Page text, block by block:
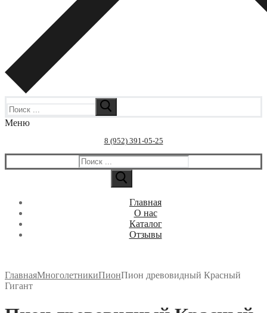
Меню
8 (952) 391-05-25
Искать:
Главная
О нас
Каталог
Отзывы
ГлавнаяМноголетникиПионПион древовидный Красный
Гигант